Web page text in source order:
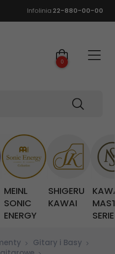
Infolinia 22-880-00-00
0
MEINL
SONIC
ENERGY
SHIGERU
KAWAI
Gitary i Basy